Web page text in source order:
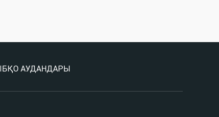
БҚО АУДАНДАРЫ